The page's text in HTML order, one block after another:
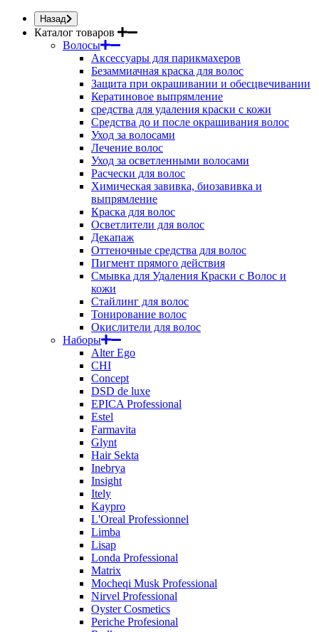
Назад
Каталог товаров
Волосы
Аксессуары для парикмахеров
Безаммиачная краска для волос
Защита при окрашивании и обесцвечивании
Кератиновое выпрямление
средства для удаления краски с кожи
Средства до и после окрашивания волос
Уход за волосами
Лечение волос
Уход за осветленными волосами
Расчески для волос
Химическая завивка, биозавивка и
выпрямление
Краска для волос
Осветлители для волос
Декапаж
Оттеночные средства для волос
Пигмент прямого действия
Смывка для Удаления Краски с Волос и
кожи
Стайлинг для волос
Тонирование волос
Окислители для волос
Наборы
Alter Ego
CHI
Concept
DSD de luxe
EPICA Professional
Estel
Farmavita
Glynt
Hair Sekta
Inebrya
Insight
Itely
Kaypro
L'Oreal Professionnel
Limba
Lisap
Londa Professional
Matrix
Mocheqi Musk Professional
Nirvel Professional
Oyster Cosmetics
Periche Profesional